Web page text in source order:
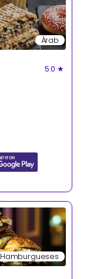
Àrab
5.0 ★
Hamburgueses